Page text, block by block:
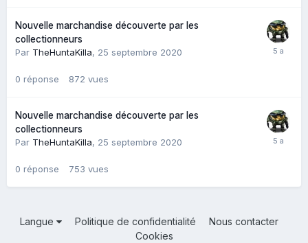
Nouvelle marchandise découverte par les
collectionneurs
Par TheHuntaKilla, 25 septembre 2020
0 réponse 872 vues
Nouvelle marchandise découverte par les
collectionneurs
Par TheHuntaKilla, 25 septembre 2020
0 réponse 753 vues
Langue Politique de confidentialité
Nous contacter
Cookies